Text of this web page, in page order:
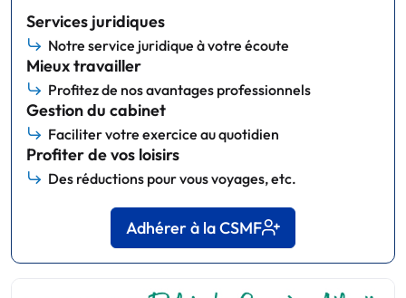
Services juridiques
Notre service juridique à votre écoute
Mieux travailler
Profitez de nos avantages professionnels
Gestion du cabinet
Faciliter votre exercice au quotidien
Profiter de vos loisirs
Des réductions pour vous voyages, etc.
Adhérer à la CSMF